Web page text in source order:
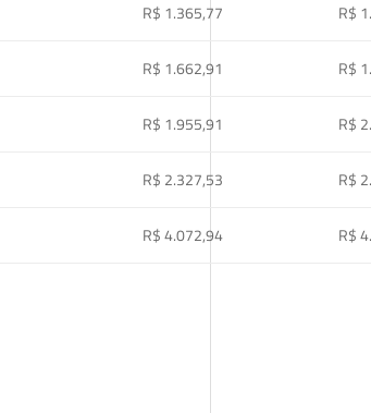
R$ 1.365,77
R$
R$ 1.662,91
R$
R$ 1.955,91
R$
R$ 2.327,53
R$
R$ 4.072,94 R$